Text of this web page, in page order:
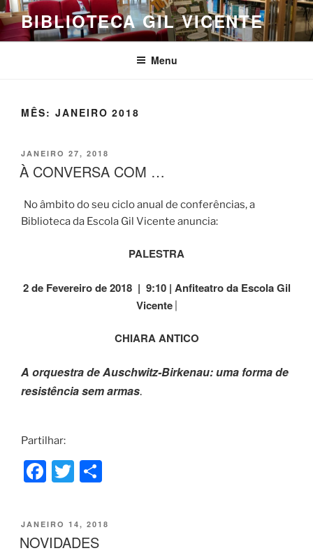
Saltar
para
o
BIBLIOTECA GIL VICENTE
Menu
MÊS: JANEIRO 2018
PUBLICADO
EM
JANEIRO 27, 2018
À CONVERSA COM …
No âmbito do seu ciclo anual de conferências, a
Biblioteca da Escola Gil Vicente anuncia:
PALESTRA
2 de Fevereiro de 2018 | 9:10 | Anfiteatro da Escola Gil
Vicente|
CHIARA ANTICO
A orquestra de Auschwitz-Birkenau: uma forma de
resistência sem armas.
Partilhar:
F
c
e
T
itt
er
ar
PUBLICADO
EM
JANEIRO 14, 2018
NOVIDADES